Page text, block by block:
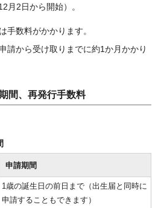
月2日から開始）。
手数料がかかります。
請から受け取りまでに約1か月かかり
間、再発行手数料
申請期間
1歳の誕生日の前日まで（出生届と同時に
申請することもできます）